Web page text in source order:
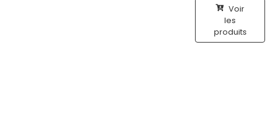
Voir
les
produits